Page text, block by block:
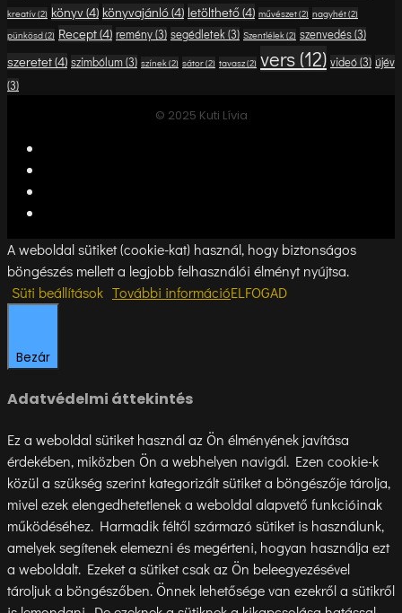
kreatív(2) könyv(4) könyvajánló(4) letölthető(4) művészet(2) nagyhét(2)
pünkösd(2) Recept(4) remény(3) segédletek (3) Szentlélek(2) szenvedés(3)
szeretet(4) szimbólum(3) színek(2) sátor(2) tavasz(2) vers (12) videó(3) újév
(3)
© 2025 Kuti Lívia
A weboldal sütiket (cookie-kat) használ, hogy biztonságos
böngészés mellett a legjobb felhasználói élményt nyújtsa.
Süti beállítások További információELFOGAD
Bezár
Adatvédelmi áttekintés
Ez a weboldal sütiket használ az Ön élményének javítása
érdekében, miközben Ön a webhelyen navigál. Ezen cookie-k
közül a szükség szerint kategorizált sütiket a böngészője tárolja,
mivel ezek elengedhetetlenek a weboldal alapvető funkcióinak
működéséhez. Harmadik féltől származó sütiket is használunk,
amelyek segítenek elemezni és megérteni, hogyan használja ezt
a weboldalt. Ezeket a sütiket csak az Ön beleegyezésével
tároljuk a böngészőben. Önnek lehetősége van ezekről a sütikről